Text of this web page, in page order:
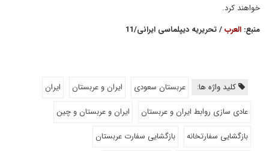
خواهند کرد.
منبع: العرب/ تحریریه دیپلماسی ایرانی/11
کلید واژه ها: عربستان سعودی ایران و عربستان
ایران
عادی سازی روابط ایران و عربستان
ایران و عربستان و چین
بازگشایی سفارتخانه
بازگشایی سفارت عربستان